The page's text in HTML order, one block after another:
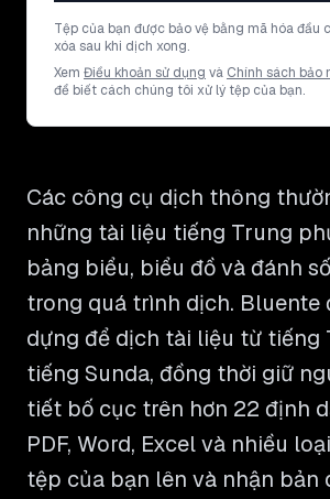
Tệp của bạn được bảo vệ bằng mã hóa đầu
xóa sau khi dịch xong.
Xem Điều khoản sử dụng và Chính sách bảo
để biết cách chúng tôi xử lý tệp của bạn.
Các công cụ dịch thông
những tài liệu tiếng Trung
bảng biểu, biểu đồ và đánh
trong quá trình dịch. Bluente
dựng để dịch tài liệu từ tiếng
tiếng Sunda, đồng thời giữ
tiết bố cục trên hơn 22 định
PDF, Word, Excel và nhiều
tệp của bạn lên và nhận bản